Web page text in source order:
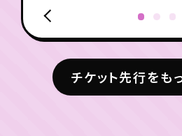
チケット先行をも